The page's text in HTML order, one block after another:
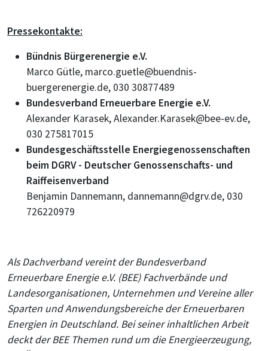
Pressekontakte:
Bündnis Bürgerenergie e.V.
Marco Gütle, marco.guetle@buendnis-
buergerenergie.de, 030 30877489
Bundesverband Erneuerbare Energie e.V.
Alexander Karasek, Alexander.Karasek@bee-ev.de,
030 275817015
Bundesgeschäftsstelle Energiegenossenschaften
beim DGRV - Deutscher Genossenschafts- und
Raiffeisenverband
Benjamin Dannemann, dannemann@dgrv.de, 030
726220979
Als Dachverband vereint der Bundesverband
Erneuerbare Energie e.V. (BEE) Fachverbände und
Landesorganisationen, Unternehmen und Vereine aller
Sparten und Anwendungsbereiche der Erneuerbaren
Energien in Deutschland. Bei seiner inhaltlichen Arbeit
deckt der BEE Themen rund um die Energieerzeugung,